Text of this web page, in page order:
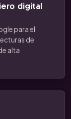
digital
para el
de
alta